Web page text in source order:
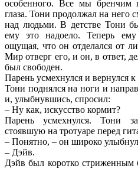
особенного. Все мы бренчим
глаза. Тони продолжал на него
над людьми. В детстве Тони
ему это надоело. Теперь
ощущая, что он отделался от
Мир отверг его, и он, в ответ,
был свободен.
Парень усмехнулся и вернулся к
Тони поднялся на ноги и
и, улыбнувшись, спросил:
– Ну как, искусство кормит?
Парень усмехнулся. Тони
стоявшую на тротуаре перед
– Понятно, – он широко
– Дэйв.
Дэйв был коротко стриженным